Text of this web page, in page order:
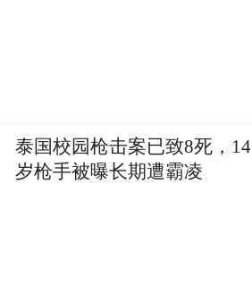
泰国校园枪击案已致8死，14
岁枪手被曝长期遭霸凌